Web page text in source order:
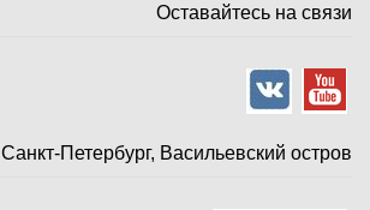
Оставайтесь на связи
Санкт-Петербург, Васильевский остров